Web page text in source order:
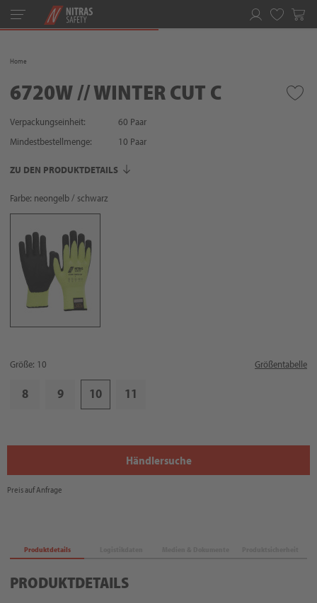
Toggle
navigation
Home
6720W // WINTER CUT C
Verpackungseinheit:
60 Paar
Mindestbestellmenge:
10 Paar
ZU DEN PRODUKTDETAILS
Farbe: neongelb / schwarz
Größe: 10 Größentabelle
8 9 10 11
Händlersuche
Preis auf Anfrage
Produktdetails
PRODUKTDETAILS